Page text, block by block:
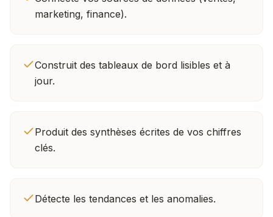
marketing, finance).
Construit des tableaux de bord lisibles et à
jour.
Produit des synthèses écrites de vos chiffres
clés.
Détecte les tendances et les anomalies.